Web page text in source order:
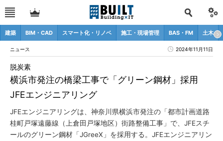
建築 BIM・CAD スマート化・リノベ 施工・現場管理 BAS・FM 土木
ニュース 2024年11月11日
横浜市発注の橋梁工事で「グリーン鋼材」採用
JFEエンジニアリング
脱炭素
JFEエンジニアリングは、神奈川県横浜市発注の「都市計画道路
桂町戸塚遠藤線（上倉田戸塚地区）街路整備工事」で、JFEスチ
ールのグリーン鋼材「JGreeX」を採用する。JFEエンジニアリン